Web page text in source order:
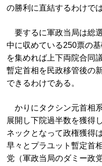
の勝利に直結するわけで
要するに軍政当局は総
中に収めている250票の
を集めれば上下両院合同
暫定首相を民政移管後の
できるわけである。
かりにタクシン元首相
展開し下院過半数を獲得
ネックとなって政権獲得
早々とプラユット暫定首
党（軍政当局のダミー政